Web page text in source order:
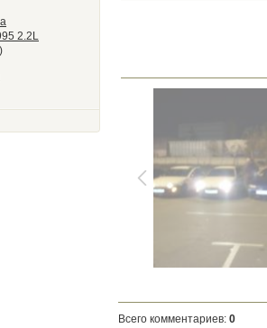
2.2L
Всего комментариев: 0